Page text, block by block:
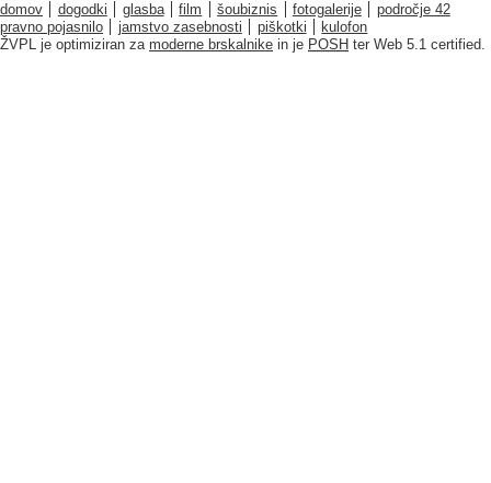
domov dogodki glasba film šoubiznis fotogalerije
področje 42
pravno pojasnilo
jamstvo zasebnosti piškotki
kulofon
ŽVPL je optimiziran za moderne brskalnike in je POSH ter Web 5.1 certified.